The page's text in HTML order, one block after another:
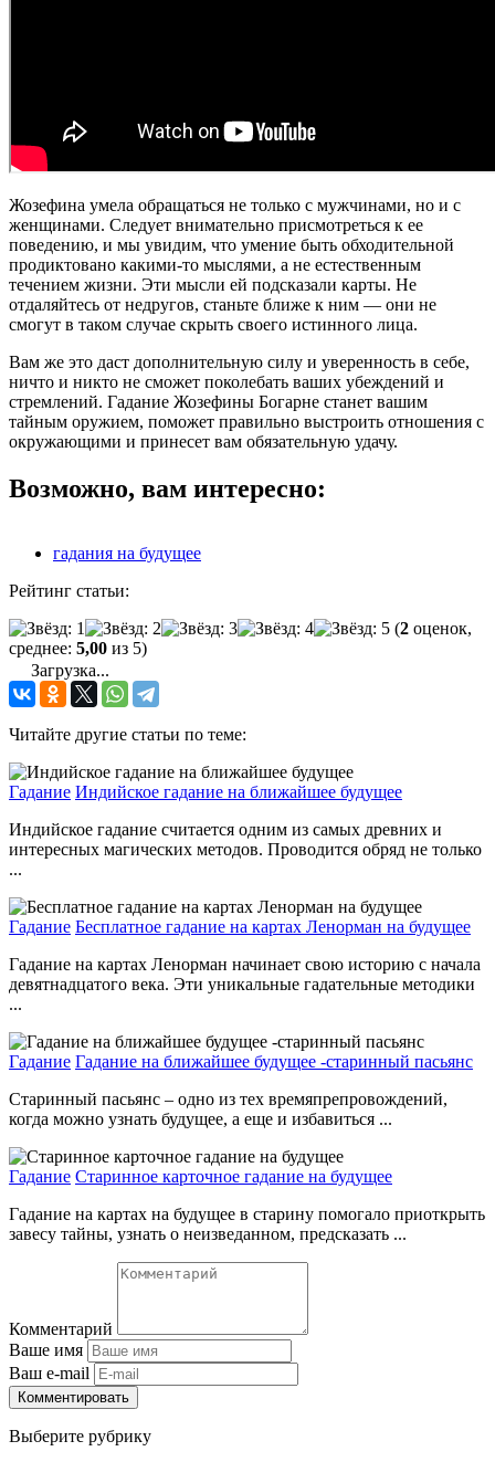
Жозефина умела обращаться не только с мужчинами, но и с
женщинами. Следует внимательно присмотреться к ее
поведению, и мы увидим, что умение быть обходительной
продиктовано какими-то мыслями, а не естественным
течением жизни. Эти мысли ей подсказали карты. Не
отдаляйтесь от недругов, станьте ближе к ним — они не
смогут в таком случае скрыть своего истинного лица.
Вам же это даст дополнительную силу и уверенность в себе,
ничто и никто не сможет поколебать ваших убеждений и
стремлений. Гадание Жозефины Богарне станет вашим
тайным оружием, поможет правильно выстроить отношения с
окружающими и принесет вам обязательную удачу.
Возможно, вам интересно:
гадания на будущее
Рейтинг статьи:
(2 оценок,
среднее: 5,00 из 5)
Загрузка...
Читайте другие статьи по теме:
Гадание Индийское гадание на ближайшее будущее
Индийское гадание считается одним из самых древних и
интересных магических методов. Проводится обряд не только
...
Гадание Бесплатное гадание на картах Ленорман на будущее
Гадание на картах Ленорман начинает свою историю с начала
девятнадцатого века. Эти уникальные гадательные методики
...
Гадание Гадание на ближайшее будущее -старинный пасьянс
Старинный пасьянс – одно из тех времяпрепровождений,
когда можно узнать будущее, а еще и избавиться ...
Гадание Старинное карточное гадание на будущее
Гадание на картах на будущее в старину помогало приоткрыть
завесу тайны, узнать о неизведанном, предсказать ...
Комментарий
Ваше имя
Ваш e-mail
Комментировать
Выберите рубрику